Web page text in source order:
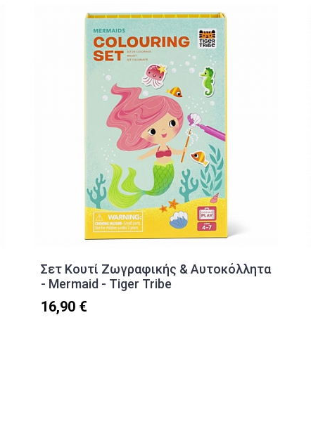
Σετ Κουτί Ζωγραφικής & Αυτοκόλλητα
- Mermaid - Tiger Tribe
16,90 €